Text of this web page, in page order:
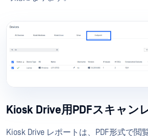
Kiosk Drive用PDFスキャン
Kiosk Drive レポートは、PDF形式で閲